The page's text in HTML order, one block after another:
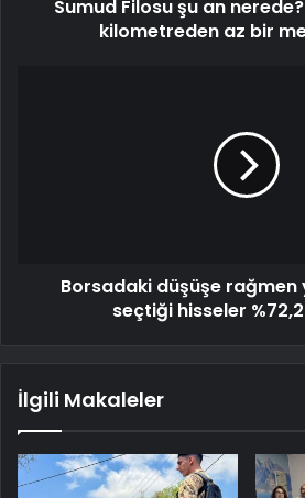
Sumud Filosu şu an
kilometreden az bir
Borsadaki düşüşe rağmen
seçtiği hisseler
İlgili Makaleler